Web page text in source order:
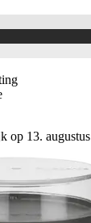
op 13. augustus